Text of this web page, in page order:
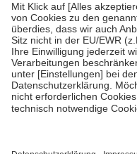
fallenkeine Zuzahlungenan
• Kindern und
mit Ausnahme der
• Untersuchungen zur
GKV getragen werden
• empfohlenen
• Harn- und Blutteststreifen